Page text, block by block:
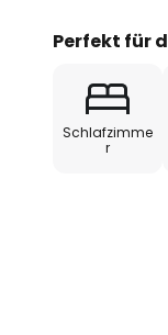
Perfekt für
Schlafzimme
r